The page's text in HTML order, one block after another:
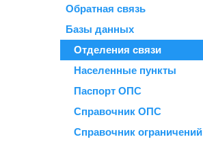
Обратная связь
Базы данных
Отделения связи
Населенные пункты
Паспорт ОПС
Справочник ОПС
Справочник ограничений